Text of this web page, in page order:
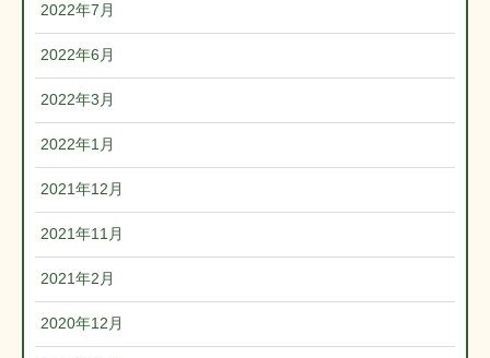
2022年7月
2022年6月
2022年3月
2022年1月
2021年12月
2021年11月
2021年2月
2020年12月